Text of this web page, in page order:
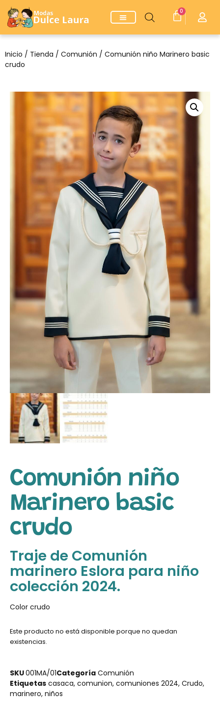
0
Inicio / Tienda / Comunión / Comunión niño Marinero basic
crudo
Comunión niño
Marinero basic
crudo
Traje de Comunión
marinero Eslora para niño
colección 2024.
Color crudo
Este producto no está disponible porque no quedan
existencias.
SKU001MA/01Categoría Comunión
Etiquetas casaca, comunion, comuniones 2024, Crudo,
marinero, niños